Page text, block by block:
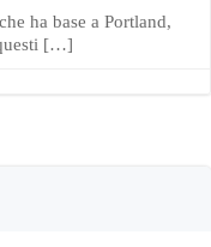
ha base a Portland,
[…]